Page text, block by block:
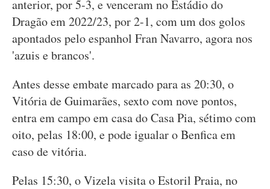
anterior, por 5-3, e venceram no Estádio do
Dragão em 2022/23, por 2-1, com um dos golos
apontados pelo espanhol Fran Navarro, agora nos
'azuis e brancos'.
Antes desse embate marcado para as 20:30, o
Vitória de Guimarães, sexto com nove pontos,
entra em campo em casa do Casa Pia, sétimo com
oito, pelas 18:00, e pode igualar o Benfica em
caso de vitória.
Pelas 15:30, o Vizela visita o Estoril Praia, no